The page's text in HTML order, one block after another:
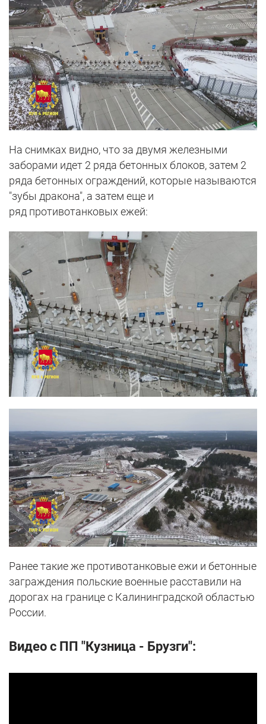
На снимках видно, что за двумя железными
заборами идет 2 ряда бетонных блоков, затем 2
ряда бетонных ограждений, которые называются
"зубы дракона", а затем еще и
ряд противотанковых ежей:
Ранее такие же противотанковые ежи и бетонные
заграждения польские военные расставили на
дорогах на границе с Калининградской областью
России.
Видео с ПП "Кузница - Брузги":